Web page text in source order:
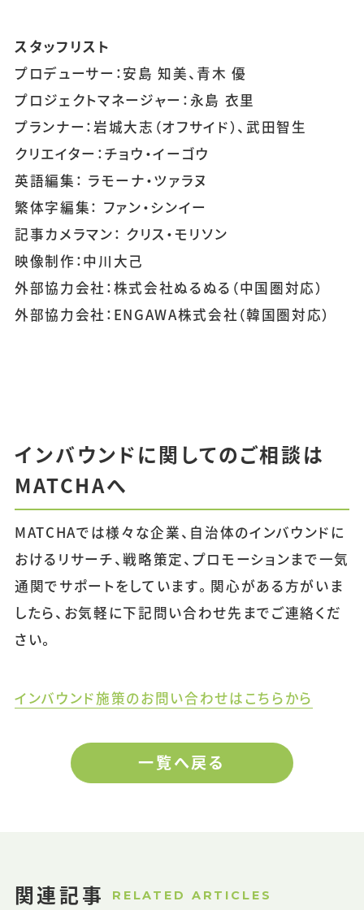
スタッフリスト
プロデューサー：安島 知美、青木 優
プロジェクトマネージャー：永島 衣里
プランナー：岩城大志（オフサイド）、武田智生
クリエイター：チョウ・イーゴウ
英語編集： ラモーナ・ツァラヌ
繁体字編集： ファン・シンイー
記事カメラマン： クリス・モリソン
映像制作：中川大己
外部協力会社：株式会社ぬるぬる（中国圏対応）
外部協力会社：ENGAWA株式会社（韓国圏対応）
インバウンドに関してのご相談は
MATCHAへ
MATCHAでは様々な企業、自治体のインバウンドに
おけるリサーチ、戦略策定、プロモーションまで一気
通関でサポートをしています。関心がある方がいま
したら、お気軽に下記問い合わせ先までご連絡くだ
さい。
インバウンド施策のお問い合わせはこちらから
一覧へ戻る
関連記事 RELATED ARTICLES